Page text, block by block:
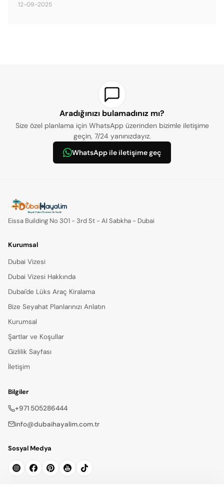
12-09-2025
Aradığınızı bulamadınız mı?
Size özel planlama için WhatsApp üzerinden bizimle iletişime
geçin, 7/24 yanınızdayız.
WhatsApp ile iletişime geç
Eissa Building No 301 - 3rd St - Al Sabkha - Dubai
Kurumsal
Dubai Vizesi
Dubai Vizesi Hakkında
Dubai'de Lüks Araç Kiralama
Bize Seyahat Planlarınızı Anlatın
Kurumsal
Şartlar ve Koşullar
Gizlilik Sayfası
İletişim
Bilgiler
+971 505286444
info@dubaihayalim.com.tr
Sosyal Medya